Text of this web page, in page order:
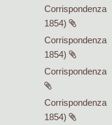
Corrispondenza
1854)
Corrispondenza
1854)
Corrispondenza
Corrispondenza
1854)